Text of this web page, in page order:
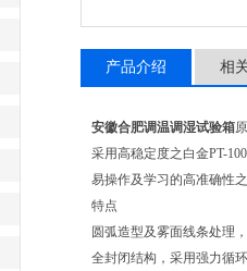
产品介绍 相
安徽合肥调温调湿试验箱
采用高稳定度之白金PT-
易操作及学习的高准确性
特点
圆弧造型及雾面线条处理
全封闭结构，采用强力循